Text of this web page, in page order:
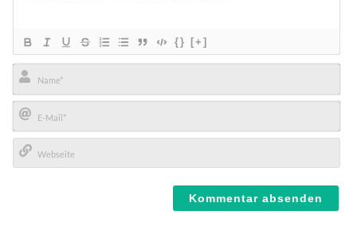
{} [+]
Name*
E-
Mail*